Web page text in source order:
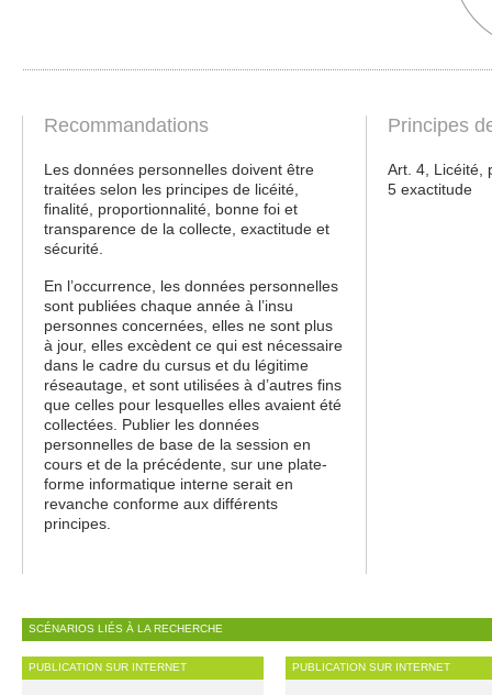
Recommandations
Les données personnelles doivent être
traitées selon les principes de licéité,
finalité, proportionnalité, bonne foi et
transparence de la collecte, exactitude et
sécurité.
En l’occurrence, les données personnelles
sont publiées chaque année à l’insu
personnes concernées, elles ne sont plus
à jour, elles excèdent ce qui est nécessaire
dans le cadre du cursus et du légitime
réseautage, et sont utilisées à d’autres fins
que celles pour lesquelles elles avaient été
collectées. Publier les données
personnelles de base de la session en
cours et de la précédente, sur une plate-
forme informatique interne serait en
revanche conforme aux différents
principes.
Principes
Art. 4, Licéité,
5 exactitude
SCÉNARIOS LIÉS À LA RECHERCHE
PUBLICATION SUR INTERNET PUBLICATION SUR INTERNET